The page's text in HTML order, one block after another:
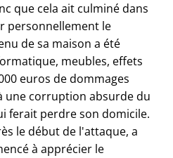
que cela ait culminé dans
personnellement le
de sa maison a été
meubles, effets
euros de dommages
une corruption absurde du
ferait perdre son domicile.
le début de l'attaque, a
à apprécier le